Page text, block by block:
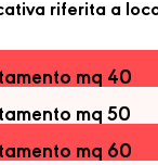
riferita a
mq 40
mq 50
mq 60